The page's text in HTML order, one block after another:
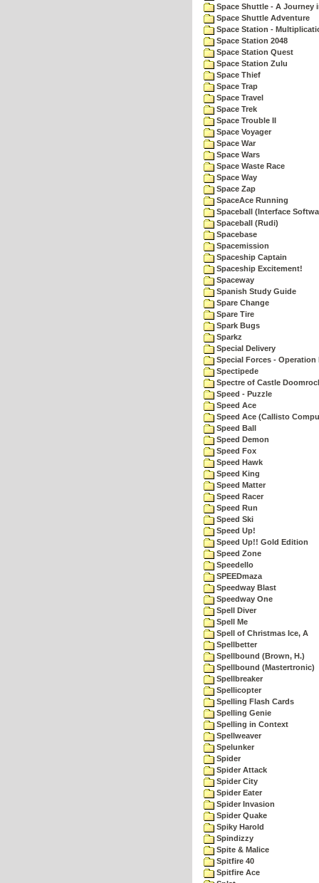
Space Shuttle - A Journey
Space Shuttle Adventure
Space Station -
Space Station 2048
Space Station Quest
Space Station Zulu
Space Thief
Space Trap
Space Travel
Space Trek
Space Trouble II
Space Voyager
Space War
Space Wars
Space Waste Race
Space Way
Space Zap
SpaceAce Running
Spaceball (Interface
Spaceball (Rudi)
Spacebase
Spacemission
Spaceship Captain
Spaceship Excitement!
Spaceway
Spanish Study Guide
Spare Change
Spare Tire
Spark Bugs
Sparkz
Special Delivery
Special Forces - Operation
Spectipede
Spectre of Castle
Speed - Puzzle
Speed Ace
Speed Ace (Callisto
Speed Ball
Speed Demon
Speed Fox
Speed Hawk
Speed King
Speed Matter
Speed Racer
Speed Run
Speed Ski
Speed Up!
Speed Up!! Gold Edition
Speed Zone
Speedello
SPEEDmaza
Speedway Blast
Speedway One
Spell Diver
Spell Me
Spell of Christmas Ice, A
Spellbetter
Spellbound (Brown, H.)
Spellbound (Mastertronic)
Spellbreaker
Spellicopter
Spelling Flash Cards
Spelling Genie
Spelling in Context
Spellweaver
Spelunker
Spider
Spider Attack
Spider City
Spider Eater
Spider Invasion
Spider Quake
Spiky Harold
Spindizzy
Spite & Malice
Spitfire 40
Spitfire Ace